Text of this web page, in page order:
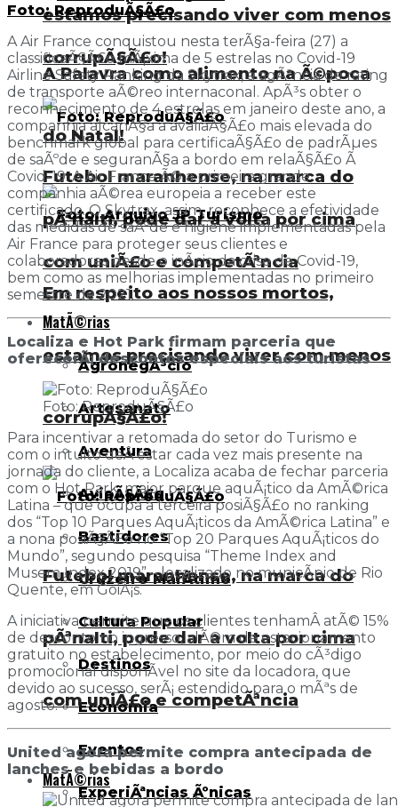
estamos precisando viver com menos
corrupÃ§Ã£o!
Futebol maranhense, na marca do
pÃªnalti, pode dar a volta por cima
com uniÃ£o e competÃªncia
MatÃ©rias
AgronegÃ³cio
Artesanato
Aventura
AviaÃ§Ã£o
Bastidores
Cruzeiro MarÃ­timo
Cultura Popular
Destinos
Economia
Eventos
ExperiÃªncias Ãºnicas
A Palavra como alimento na Ã©poca
do Natal!
Em respeito aos nossos mortos,
estamos precisando viver com menos
corrupÃ§Ã£o!
Futebol maranhense, na marca do
pÃªnalti, pode dar a volta por cima
com uniÃ£o e competÃªncia
MatÃ©rias
Foto: ReproduÃ§Ã£o
A Air France conquistou nesta terÃ§a-feira (27) a
classificaÃ§Ã£o mÃ¡xima de 5 estrelas no Covid-19
Airline Safety Ranking da Skytrax, a agÃªncia de rating
de transporte aÃ©reo internaconal. ApÃ³s obter o
reconhecimento de 4 estrelas em janeiro deste ano, a
companhia alcanÃ§a a avaliaÃ§Ã£o mais elevada do
benchmark global para certificaÃ§Ã£o de padrÃµes
de saÃºde e seguranÃ§a a bordo em relaÃ§Ã£o Ã
Covid-19. A Air France Ã© a primeira grande
companhia aÃ©rea europeia a receber este
certificado. O Skytrax, assim, reconhece a efetividade
das medidas de saÃºde e higiene implementadas pela
Air France para proteger seus clientes e
colaboradores desde o inÃ­cio da crise de Covid-19,
bem como as melhorias implementadas no primeiro
semestre de 2021.
Localiza e Hot Park firmam parceria que
oferecerÃ¡ descontos especiais aos turistas
Foto: ReproduÃ§Ã£o
Para incentivar a retomada do setor do Turismo e
com o intuito deÂ estar cada vez mais presente na
jornada do cliente, a Localiza acaba de fechar parceria
com o Hot Park, maior parque aquÃ¡tico da AmÃ©rica
Latina – que ocupa a terceira posiÃ§Ã£o no ranking
dos “Top 10 Parques AquÃ¡ticos da AmÃ©rica Latina” e
a nona posiÃ§Ã£o no “Top 20 Parques AquÃ¡ticos do
Mundo”, segundo pesquisa “Theme Index and
Musem Index 2019” – localizado no municÃ­pio de Rio
Quente, em GoiÃ¡s.
A iniciativa permite que os clientes tenhamÂ atÃ© 15%
de desconto no ingresso, alÃ©m de estacionamento
gratuito no estabelecimento, por meio do cÃ³digo
promocional disponÃ­vel no site da locadora, que
devido ao sucesso, serÃ¡ estendido para o mÃªs de
agosto.
United agora permite compra antecipada de
lanches e bebidas a bordo